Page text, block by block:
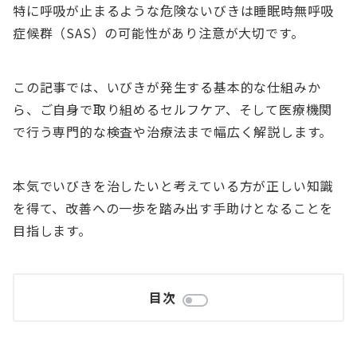
特に呼吸が止まるような危険ないびきは睡眠時無呼吸
症候群（SAS）の可能性があり注意が大切です。
この記事では、いびきが発生する基本的な仕組みか
ら、ご自身で取り組めるセルフケア、そして医療機関
で行う専門的な検査や治療法まで幅広く解説します。
本気でいびきを治したいと考えている方が正しい知識
を得て、改善への一歩を踏み出す手助けとなることを
目指します。
目次